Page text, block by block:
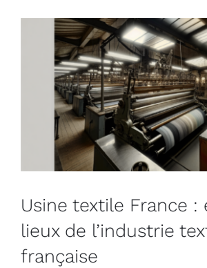
Usine textile France :
lieux de l’industrie
française